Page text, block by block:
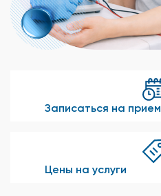
Записаться на прием
Цены на услуги